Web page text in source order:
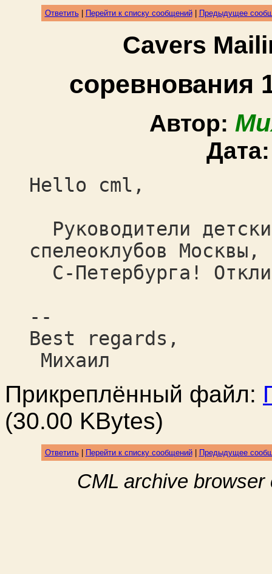
Ответить| Перейти к списку сообщений| Предыдущее
Cavers
соревнования
Автор:
Hello cml,
Руководители
спелеоклубов Москвы,
С-Петербурга!
--
Best regards,
Михаил
Прикреплённый файл:
(30.00 KBytes)
Ответить| Перейти к списку сообщений| Предыдущее
CML archive